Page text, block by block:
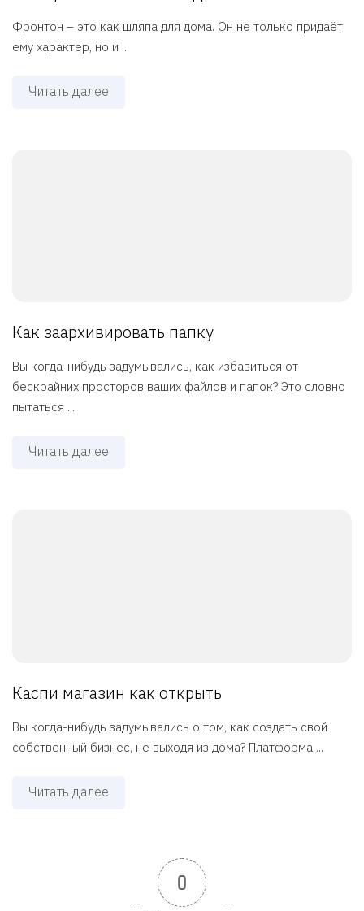
Фронтон – это как шляпа для дома. Он не только придаёт
ему характер, но и ...
Читать далее
Как заархивировать папку
Вы когда-нибудь задумывались, как избавиться от
бескрайних просторов ваших файлов и папок? Это словно
пытаться ...
Читать далее
Каспи магазин как открыть
Вы когда-нибудь задумывались о том, как создать свой
собственный бизнес, не выходя из дома? Платформа ...
Читать далее
0